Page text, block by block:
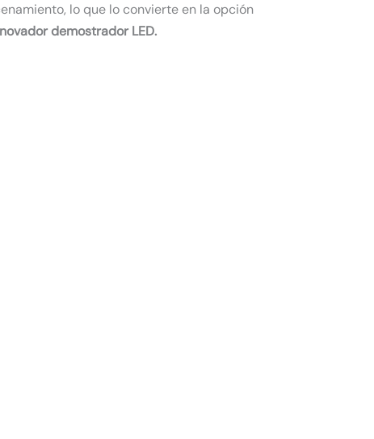
lo que lo convierte en la opción
demostrador LED.